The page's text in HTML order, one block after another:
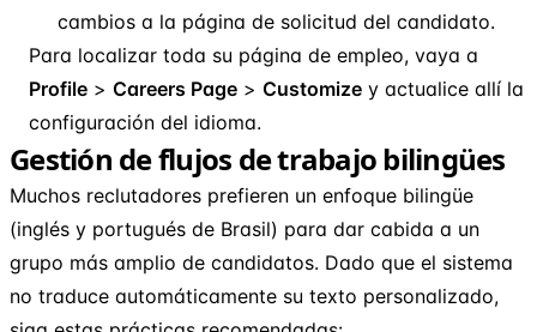
cambios a la página de solicitud del candidato.
Para localizar toda su página de empleo, vaya a
Profile > Careers Page > Customize y actualice allí la
configuración del idioma.
Gestión de flujos de trabajo bilingües
Muchos reclutadores prefieren un enfoque bilingüe
(inglés y portugués de Brasil) para dar cabida a un
grupo más amplio de candidatos. Dado que el sistema
no traduce automáticamente su texto personalizado,